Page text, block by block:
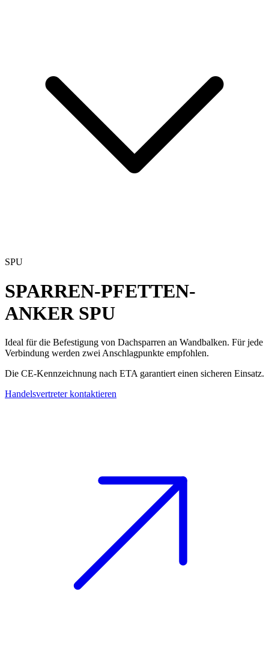
SPU
SPARREN-PFETTEN-
ANKER SPU
Ideal für die Befestigung von Dachsparren an Wandbalken. Für jede
Verbindung werden zwei Anschlagpunkte empfohlen.
Die CE-Kennzeichnung nach ETA garantiert einen sicheren Einsatz.
Handelsvertreter kontaktieren